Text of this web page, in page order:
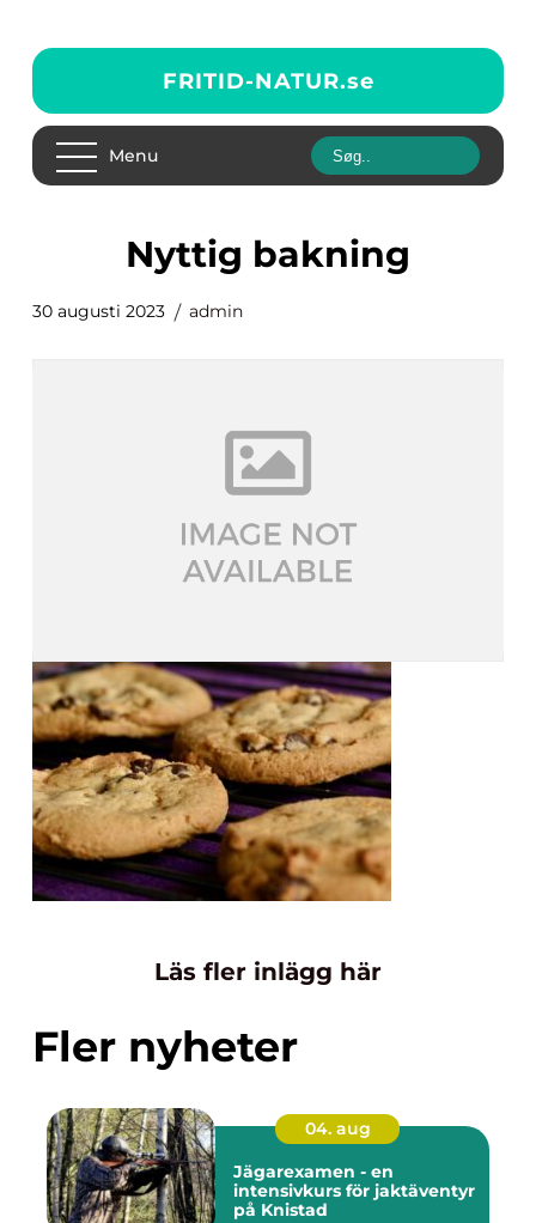
FRITID-NATUR.se
Menu
nyttig bakning
30 augusti 2023 admin
Läs fler inlägg här
Fler nyheter
04. aug
Jägarexamen - en
intensivkurs för jaktäventyr
på Knistad